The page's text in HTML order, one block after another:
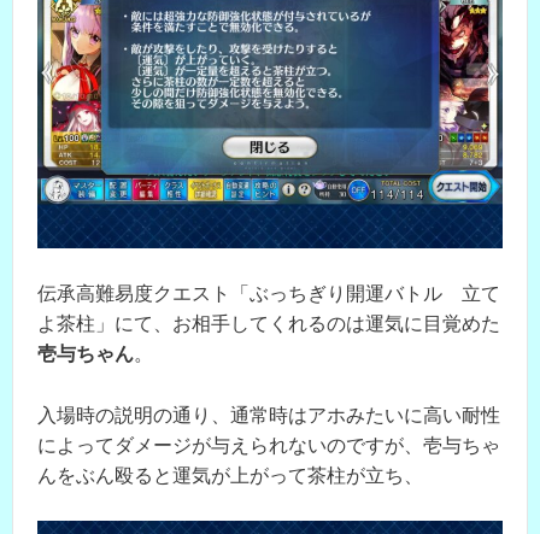
伝承高難易度クエスト「ぶっちぎり開運バトル 立て
よ茶柱」にて、お相手してくれるのは運気に目覚めた
壱与ちゃん。
入場時の説明の通り、通常時はアホみたいに高い耐性
によってダメージが与えられないのですが、壱与ちゃ
んをぶん殴ると運気が上がって茶柱が立ち、